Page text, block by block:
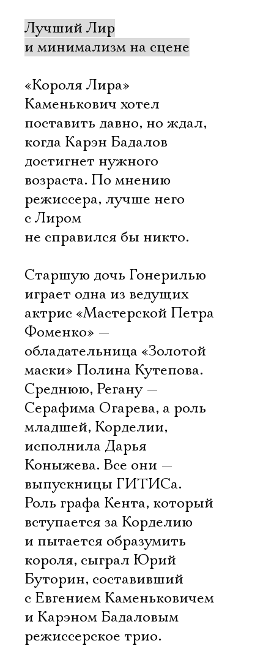
Лучший Лир
и минимализм на сцене
«Короля Лира»
Каменькович хотел
поставить давно, но ждал,
когда Карэн Бадалов
достигнет нужного
возраста. По мнению
режиссера, лучше него
с Лиром
не справился бы никто.
Старшую дочь Гонерилью
играет одна из ведущих
актрис «Мастерской Петра
Фоменко» —
обладательница «Золотой
маски» Полина Кутепова.
Среднюю, Регану —
Серафима Огарева, а роль
младшей, Корделии,
исполнила Дарья
Коныжева. Все они —
выпускницы ГИТИСа.
Роль графа Кента, который
вступается за Корделию
и пытается образумить
короля, сыграл Юрий
Буторин, составивший
с Евгением Каменьковичем
и Карэном Бадаловым
режиссерское трио.